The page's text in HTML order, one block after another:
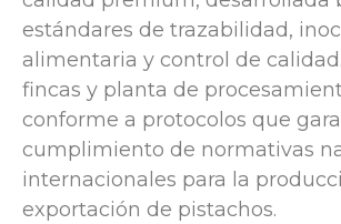
estándares de trazabilidad,
alimentaria y control de
fincas y planta de
conforme a protocolos que
cumplimiento de normativas
internacionales para la
exportación de pistachos.